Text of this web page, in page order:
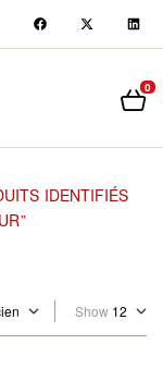
0
IDENTIFIÉS
Show